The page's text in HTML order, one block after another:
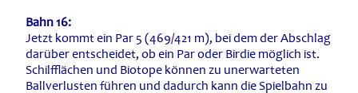
Bahn 16:
Jetzt kommt ein Par 5 (469/421 m), bei dem der Abschlag
darüber entscheidet, ob ein Par oder Birdie möglich ist.
Schilfflächen und Biotope können zu unerwarteten
Ballverlusten führen und dadurch kann die Spielbahn zu